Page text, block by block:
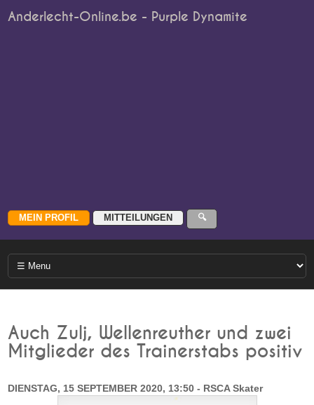
Anderlecht-Online.be - Purple Dynamite
Auch Zulj, Wellenreuther und zwei
Mitglieder des Trainerstabs positiv
DIENSTAG, 15 SEPTEMBER 2020, 13:50 - RSCA Skater